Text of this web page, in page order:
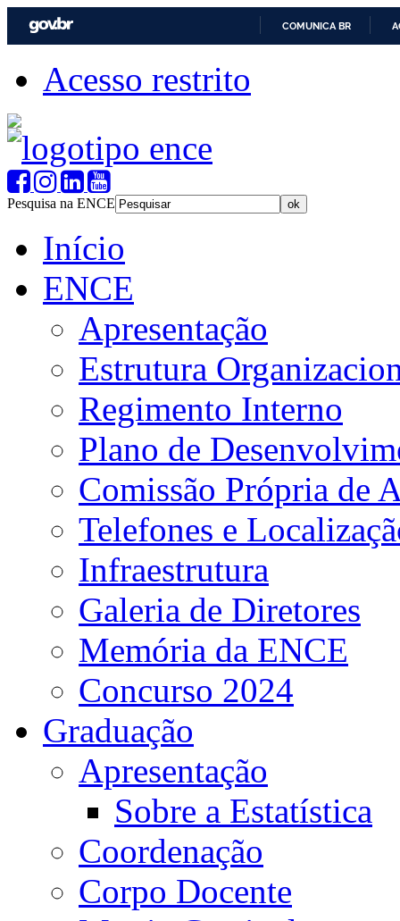
COMUNICA BR
Acesso restrito
Pesquisa na ENCE
Início
ENCE
Apresentação
Estrutura
Regimento Interno
Plano de
Comissão Própria de
Telefones e
Infraestrutura
Galeria de Diretores
Memória da ENCE
Concurso 2024
Graduação
Apresentação
Sobre a Estatística
Coordenação
Corpo Docente